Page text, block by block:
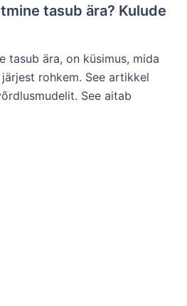
tasub ära? Kulude
tasub ära, on küsimus, mida
rohkem. See artikkel
See aitab